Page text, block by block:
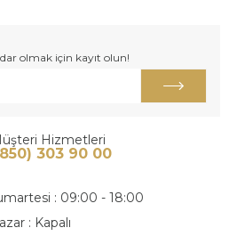
olmak için kayıt olun!
Hizmetleri
303 90 00
: 09:00 - 18:00
: Kapalı